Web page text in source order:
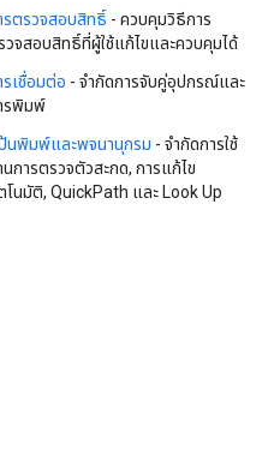
รตรวจสอบสิทธิ์ - ควบคุมวิธีการ
วจสอบสิทธิ์ที่ผู้ใช้แก้ไขและควบคุมได้
รเชื่อมต่อ - จำกัดการจับคู่อุปกรณ์และ
รพิมพ์
นพิมพ์และพจนานุกรม - จำกัดการใช้
นการตรวจตัวสะกด, การแก้ไข
โนมัติ, QuickPath และ Look Up